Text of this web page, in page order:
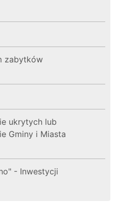
zabytków
ukrytych lub
Gminy i Miasta
- Inwestycji